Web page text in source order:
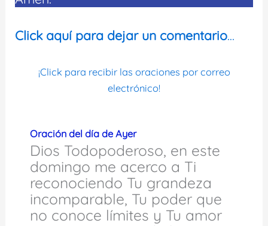
Click aquí para dejar un comentario…
¡Click para recibir las oraciones por correo
electrónico!
Oración del día de Ayer
Dios Todopoderoso, en este
domingo me acerco a Ti
reconociendo Tu grandeza
incomparable, Tu poder que
no conoce límites y Tu amor